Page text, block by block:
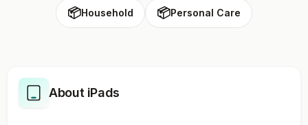
📦Household 📦Personal Care
About iPads